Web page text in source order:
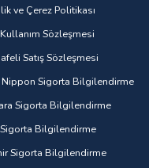
ve Çerez Politikası
Sözleşmesi
Satış Sözleşmesi
Nippon Sigorta Bilgilendirme
Sigorta Bilgilendirme
Sigorta Bilgilendirme
Sigorta Bilgilendirme